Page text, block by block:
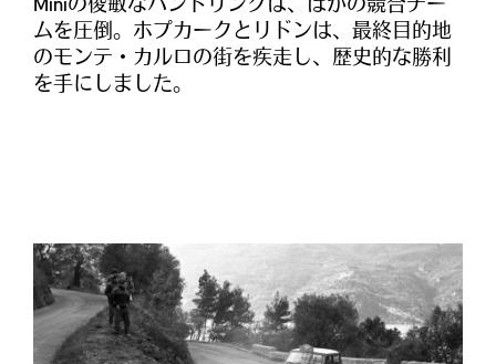
Miniの俊敏なハンドリングは、ほかの競合チー
ムを圧倒。ホプカークとリドンは、最終目的地
のモンテ・カルロの街を疾走し、歴史的な勝利
を手にしました。